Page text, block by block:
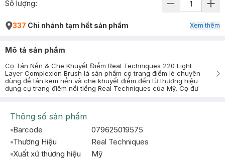
Số lượng:
337 Chi nhánh tạm hết sản phẩm Xem thêm
Mô tả sản phẩm
Cọ Tán Nền & Che Khuyết Điểm Real Techniques 220 Light
Layer Complexion Brush là sản phẩm cọ trang điểm lẻ chuyên
dùng để tán kem nền và che khuyết điểm đến từ thương hiệu
dụng cụ trang điểm nổi tiếng Real Techniques của Mỹ. Cọ đư
Thông số sản phẩm
Barcode
079625019575
Thương Hiệu
Real Techniques
Xuất xứ thương hiệu
Mỹ